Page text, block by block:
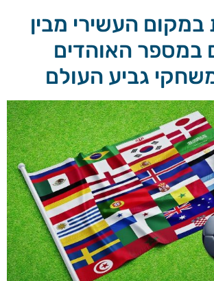
העשירי מבין
במספר האוהדים
גביע העולם